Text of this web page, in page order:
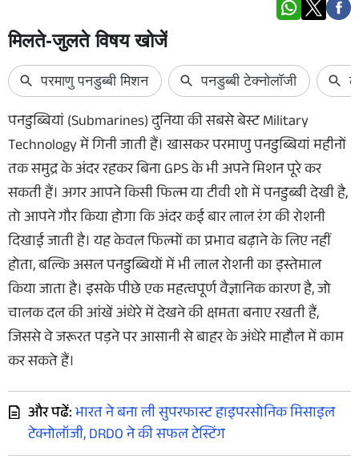
पनडुब्बियां (Submarines) दुनिया की सबसे बेस्ट Military
Technology में गिनी जाती हैं। खासकर परमाणु पनडुब्बियां महीनों
तक समुद्र के अंदर रहकर बिना GPS के भी अपने मिशन पूरे कर
सकती हैं। अगर आपने किसी फिल्म या टीवी शो में पनडुब्बी देखी है,
तो आपने गौर किया होगा कि अंदर कई बार लाल रंग की रोशनी
दिखाई जाती है। यह केवल फिल्मों का प्रभाव बढ़ाने के लिए नहीं
होता, बल्कि असल पनडुब्बियों में भी लाल रोशनी का इस्तेमाल
किया जाता है। इसके पीछे एक महत्वपूर्ण वैज्ञानिक कारण है, जो
चालक दल की आंखें अंधेरे में देखने की क्षमता बनाए रखती हैं,
जिससे वे जरूरत पड़ने पर आसानी से बाहर के अंधेरे माहौल में काम
कर सकते हैं।
और पढें:भारत ने बना ली सुपरफास्ट हाइपरसोनिक मिसाइल
टेक्नोलॉजी, DRDO ने की सफल टेस्टिंग